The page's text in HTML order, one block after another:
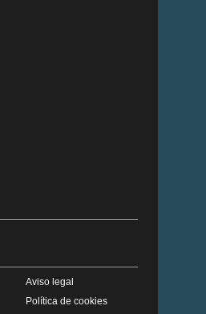
Aviso legal
Política de cookies